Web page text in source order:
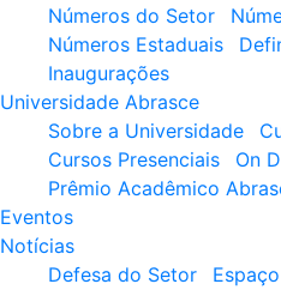
Números do Setor
Números Estaduais
Inaugurações
Universidade Abrasce
Sobre a Universidade
Cursos Presenciais
On
Prêmio Acadêmico
Eventos
Notícias
Defesa do Setor